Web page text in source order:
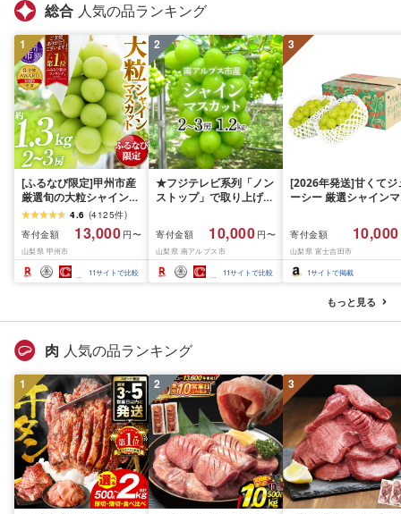
総合 人気の品ランキング
1
[ふるなび限定]甲州市産
厳選旬の大粒シャインマ
スカット 約1.3kg 2〜3
房[2026年発送]
(MG)B12-472 FN-
Limited-VO シャインマ
スカット フルーツ
4.6 (4125件)
寄付金額
13,000 円〜
山梨県 甲州市
11サイトで比較
2
★フジテレビ系列「ノン
ストップ」で取り上げら
先行予約]南アルプス市
産シャインマスカット
1.2kg以上(2〜3房)ふる
さと納税 おすすめ 山梨
県 南アルプス市 送料無
寄付金額 10,000 円〜
山梨県 南アルプス市
11サイトで比較
3
[2026年発送]甘くてジ
ーシー 厳選シャインマ
月前半(1〜15日)から
月下旬までの発送) フ
ーツ ぶどう 果物 山梨
産 2026 旬 大粒 高級
寄付金額 10,000
山梨県 富士吉田市
1サイトで掲載
もっと見る
肉 人気の品ランキング
1 2 3